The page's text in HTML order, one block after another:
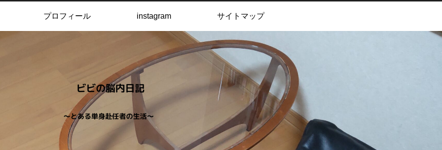
プロフィール instagram サイトマップ